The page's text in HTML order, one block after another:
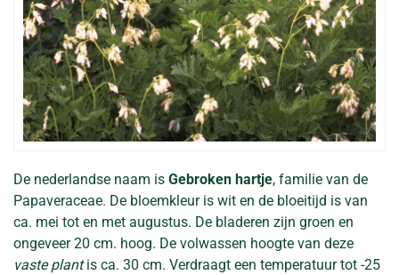
De nederlandse naam is Gebroken hartje, familie van de
Papaveraceae. De bloemkleur is wit en de bloeitijd is van
ca. mei tot en met augustus. De bladeren zijn groen en
ongeveer 20 cm. hoog. De volwassen hoogte van deze
vaste plantis ca. 30 cm. Verdraagt een temperatuur tot -25